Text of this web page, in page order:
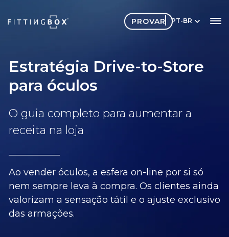
PT-BR
PROVAR
Estratégia Drive-to-Store
para óculos
O guia completo para aumentar a
receita na loja
Ao vender óculos, a esfera on-line por si só
nem sempre leva à compra. Os clientes ainda
valorizam a sensação tátil e o ajuste exclusivo
das armações.